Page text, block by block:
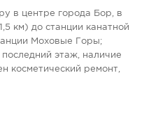
зоны отдыха (Парк
остановки автобуса и
позволяющая быстро
газ, вода,
в центре города Бор, в
км) до станции канатной
Моховые Горы;
этаж, наличие
косметический ремонт,
указанным